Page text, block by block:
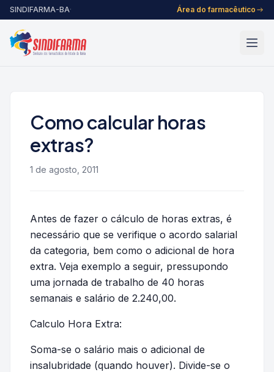
Pular para o conteúdo
SINDIFARMA-BA· Área do farmacêutico
Como calcular horas
extras?
1 de agosto, 2011
Antes de fazer o cálculo de horas extras, é
necessário que se verifique o acordo salarial
da categoria, bem como o adicional de hora
extra. Veja exemplo a seguir, pressupondo
uma jornada de trabalho de 40 horas
semanais e salário de 2.240,00.
Calculo Hora Extra:
Soma-se o salário mais o adicional de
insalubridade (quando houver). Divide-se o